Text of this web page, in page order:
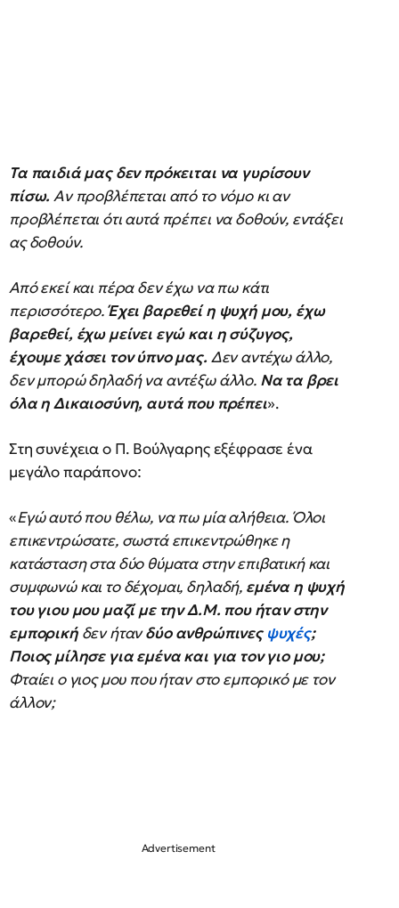
Τα παιδιά μας δεν πρόκειται να γυρίσουν
πίσω. Αν προβλέπεται από το νόμο κι αν
προβλέπεται ότι αυτά πρέπει να δοθούν, εντάξει
ας δοθούν.
Από εκεί και πέρα δεν έχω να πω κάτι
περισσότερο.Έχει βαρεθεί η ψυχή μου, έχω
βαρεθεί, έχω μείνει εγώ και η σύζυγος,
έχουμε χάσει τον ύπνο μας. Δεν αντέχω άλλο,
δεν μπορώ δηλαδή να αντέξω άλλο. Να τα βρει
όλα η Δικαιοσύνη, αυτά που πρέπει».
Στη συνέχεια ο Π. Βούλγαρης εξέφρασε ένα
μεγάλο παράπονο:
«Εγώ αυτό που θέλω, να πω μία αλήθεια. Όλοι
επικεντρώσατε, σωστά επικεντρώθηκε η
κατάσταση στα δύο θύματα στην επιβατική και
συμφωνώ και το δέχομαι, δηλαδή, εμένα η ψυχή
του γιου μου μαζί με την Δ.Μ. που ήταν στην
εμπορικήδεν ήτανδύο ανθρώπινες ψυχές;
Ποιος μίλησε για εμένα και για τον γιο μου;
Φταίει ο γιος μου που ήταν στο εμπορικό με τον
άλλον;